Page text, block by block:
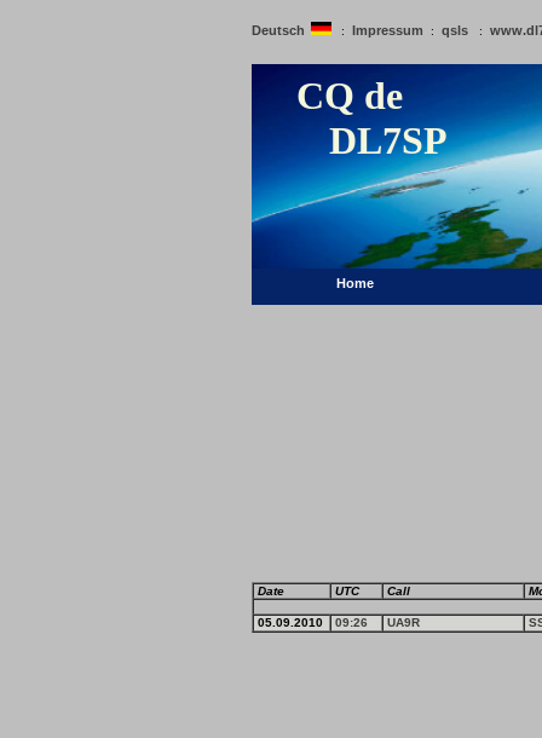
Deutsch : Impressum : qsls :
CQ de
DL7SP
Home
Date UTC Call
05.09.2010 09:26 UA9R